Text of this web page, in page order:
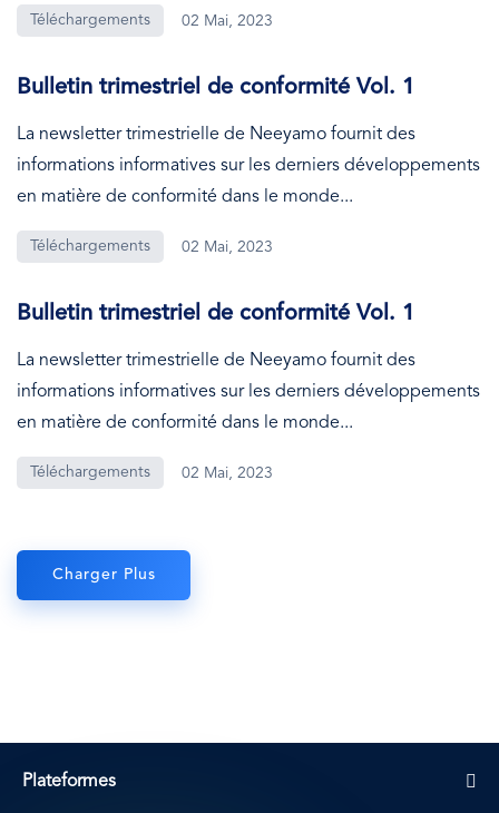
Téléchargements 02 Mai, 2023
Bulletin trimestriel de conformité Vol. 1
La newsletter trimestrielle de Neeyamo fournit des
informations informatives sur les derniers développements
en matière de conformité dans le monde...
Téléchargements 02 Mai, 2023
Bulletin trimestriel de conformité Vol. 1
La newsletter trimestrielle de Neeyamo fournit des
informations informatives sur les derniers développements
en matière de conformité dans le monde...
Téléchargements 02 Mai, 2023
Charger Plus
Plateformes